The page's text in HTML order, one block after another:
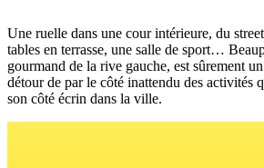
Une ruelle dans une cour intérieure, du
tables en terrasse, une salle de sport…
gourmand de la rive gauche, est sûrement
détour de par le côté inattendu des activités
son côté écrin dans la ville.